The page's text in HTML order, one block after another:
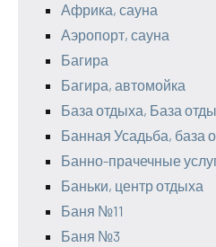
Африка, сауна
Аэропорт, сауна
Багира
Багира, автомойка
База отдыха, База
Банная Усадьба, база
Банно-прачечные
Баньки, центр отдыха
Баня №11
Баня №3